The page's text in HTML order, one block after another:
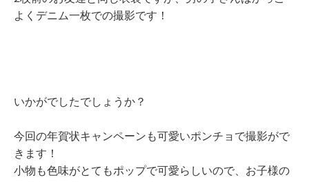
よくデニム一枚での撮影です！
いかがでしたでしょうか？
今回の年賀状キャンペーンも可愛いポンチョで撮影がで
きます！
小物も色味がとてもポップで可愛らしいので、お子様の